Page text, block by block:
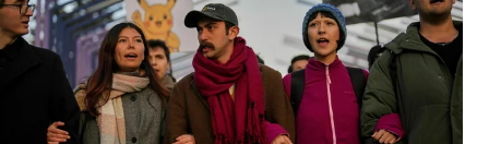
nord
wahrheit
verlag